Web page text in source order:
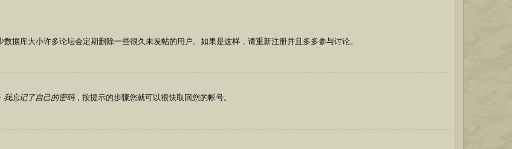
据库大小许多论坛会定期删除一些很久未发帖的用户。如果是这样，请重新注册并且多多参与讨论。
我忘记了自己的密码，按提示的步骤您就可以很快取回您的帐号。